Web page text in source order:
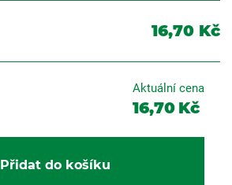
16,70 Kč
Aktuální cena
16,70 Kč
Přidat do košíku